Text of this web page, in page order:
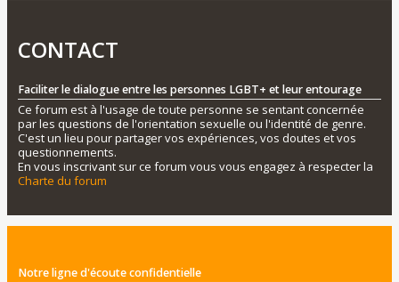
CONTACT
Faciliter le dialogue entre les personnes LGBT+ et leur entourage
Ce forum est à l'usage de toute personne se sentant concernée
par les questions de l'orientation sexuelle ou l'identité de genre.
C'est un lieu pour partager vos expériences, vos doutes et vos
questionnements.
En vous inscrivant sur ce forum vous vous engagez à respecter la
Charte du forum
Notre ligne d'écoute confidentielle